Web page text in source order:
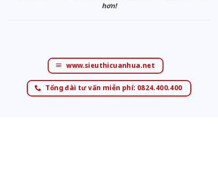
hơn!
www.sieuthicuanhua.net
Tổng đài tư vấn miễn phí: 0824.400.400